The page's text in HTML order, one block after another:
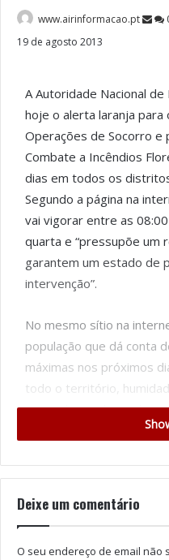
www.airinformacao.pt
19 de agosto 2013
A Autoridade Nacional de
hoje o alerta laranja
Operações de Socorro e
Combate a Incêndios
dias em todos os
Segundo a página na
vai vigorar entre as
quarta e “pressupõe um
garantem um estado de
intervenção”.
No mesmo sítio na
população que dá conta
máximas nos próximos
todo o território,
vento do quadrante
30km/hora nas terras
Deixe um comentário
O seu endereço de email não